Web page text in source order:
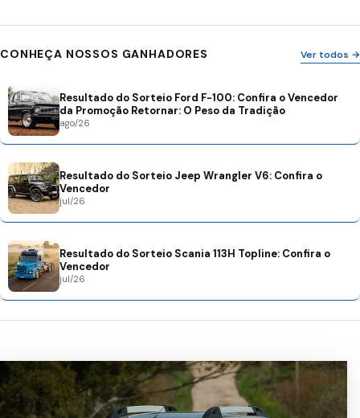
CONHEÇA NOSSOS GANHADORES Ver todos →
Resultado do Sorteio Ford F-100: Confira o Vencedor
da Promoção Retornar: O Peso da Tradição
ago/26
Resultado do Sorteio Jeep Wrangler V6: Confira o
Vencedor
jul/26
Resultado do Sorteio Scania 113H Topline: Confira o
Vencedor
jul/26